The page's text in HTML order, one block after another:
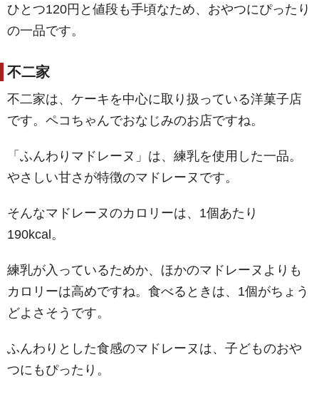
ひとつ120円と値段も手頃なため、おやつにぴったり
の一品です。
不二家
不二家は、ケーキを中心に取り扱っている洋菓子店
です。ペコちゃんでおなじみのお店ですね。
「ふんわりマドレーヌ」は、練乳を使用した一品。
やさしい甘さが特徴のマドレーヌです。
そんなマドレーヌのカロリーは、1個あたり
190kcal。
練乳が入っているためか、ほかのマドレーヌよりも
カロリーは高めですね。食べるときは、1個がちょう
どよさそうです。
ふんわりとした食感のマドレーヌは、子どものおや
つにもぴったり。